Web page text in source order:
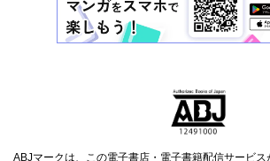
ABJマークは、この電子書店・電子書籍配信サービ